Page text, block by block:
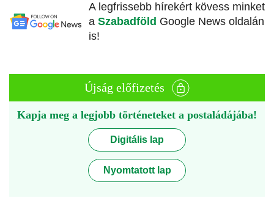
A legfrissebb hírekért kövess minket
a Szabadföld Google News oldalán
is!
Újság előfizetés
Kapja meg a legjobb történeteket a postaládájába!
Digitális lap
Nyomtatott lap